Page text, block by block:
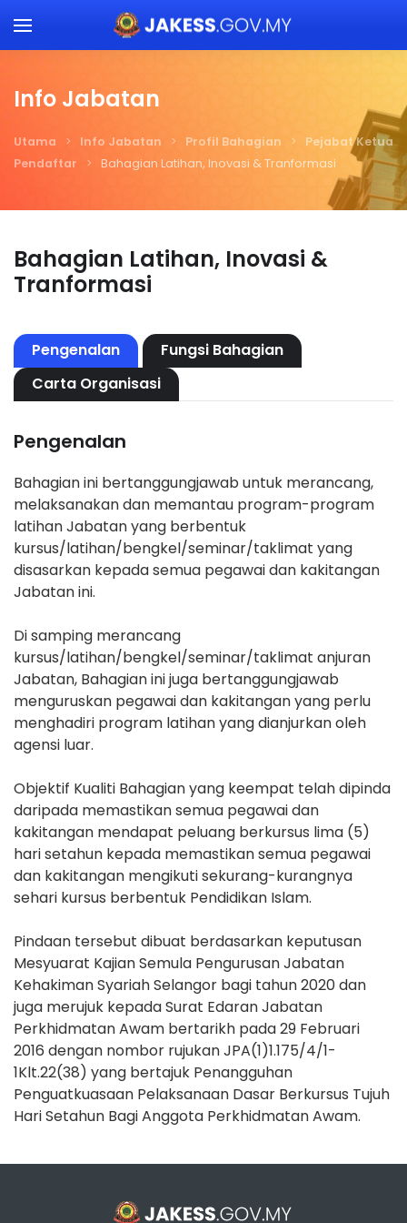
Skip to main content
Info Jabatan
Utama Info Jabatan Profil Bahagian
Pejabat Ketua
Pendaftar
Bahagian Latihan, Inovasi & Tranformasi
Bahagian Latihan, Inovasi &
Tranformasi
Pengenalan
Fungsi Bahagian
Carta Organisasi
Pengenalan
Bahagian ini bertanggungjawab untuk merancang,
melaksanakan dan memantau program-program
latihan Jabatan yang berbentuk
kursus/latihan/bengkel/seminar/taklimat yang
disasarkan kepada semua pegawai dan kakitangan
Jabatan ini.
Di samping merancang
kursus/latihan/bengkel/seminar/taklimat anjuran
Jabatan, Bahagian ini juga bertanggungjawab
menguruskan pegawai dan kakitangan yang perlu
menghadiri program latihan yang dianjurkan oleh
agensi luar.
Objektif Kualiti Bahagian yang keempat telah dipinda
daripada memastikan semua pegawai dan
kakitangan mendapat peluang berkursus lima (5)
hari setahun kepada memastikan semua pegawai
dan kakitangan mengikuti sekurang-kurangnya
sehari kursus berbentuk Pendidikan Islam.
Pindaan tersebut dibuat berdasarkan keputusan
Mesyuarat Kajian Semula Pengurusan Jabatan
Kehakiman Syariah Selangor bagi tahun 2020 dan
juga merujuk kepada Surat Edaran Jabatan
Perkhidmatan Awam bertarikh pada 29 Februari
2016 dengan nombor rujukan JPA(1)1.175/4/1-
1Klt.22(38) yang bertajuk Penangguhan
Penguatkuasaan Pelaksanaan Dasar Berkursus Tujuh
Hari Setahun Bagi Anggota Perkhidmatan Awam.